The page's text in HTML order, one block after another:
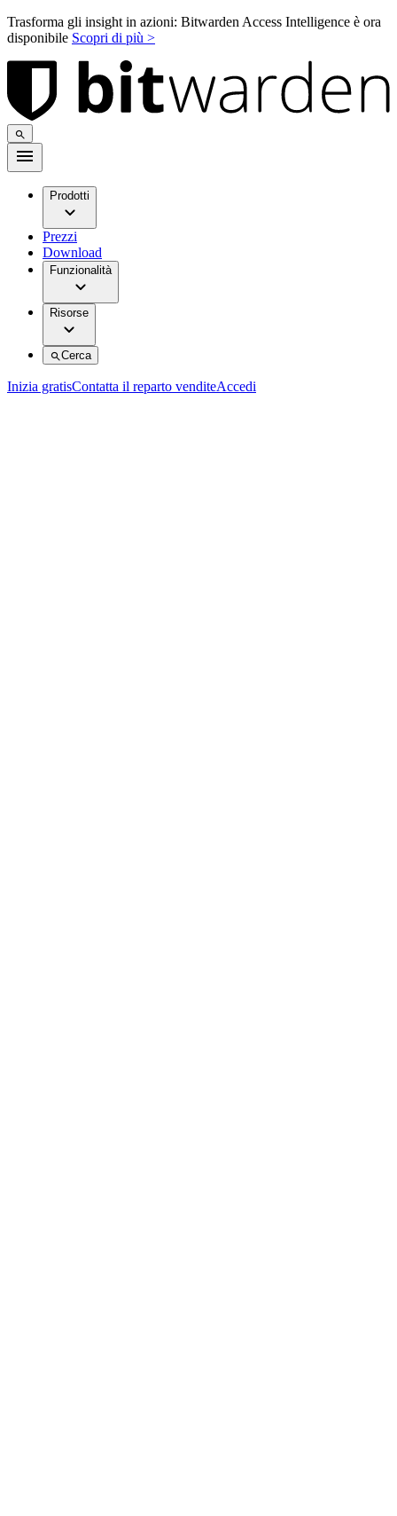
Trasforma gli insight in azioni: Bitwarden Access Intelligence è ora
disponibile Scopri di più >
Prodotti
Prezzi
Download
Funzionalità
Risorse
Cerca
Inizia gratisContatta il reparto venditeAccedi